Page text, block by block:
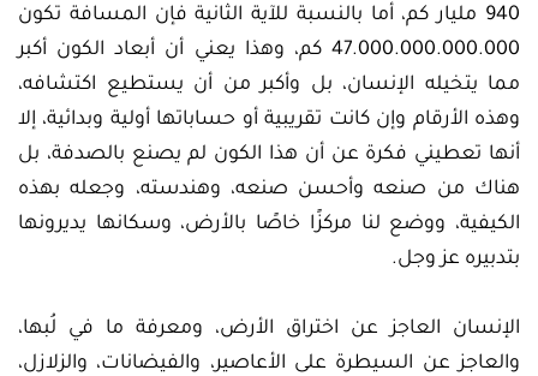
940 مليار كم، أما بالنسبة للآية الثانية فإن المسافة تكون
47.000.000.000.000 كم، وهذا يعني أن أبعاد الكون أكبر
مما يتخيله الإنسان، بل وأكبر من أن يستطيع اكتشافه،
وهذه الأرقام وإن كانت تقريبية أو حساباتها أولية وبدائية، إلا
أنها تعطيني فكرة عن أن هذا الكون لم يصنع بالصدفة، بل
هناك من صنعه وأحسن صنعه، وهندسته، وجعله بهذه
الكيفية، ووضع لنا مركزًا خاصًا بالأرض، وسكانها يديرونها
بتدبيره عز وجل.
الإنسان العاجز عن اختراق الأرض، ومعرفة ما في لُبها،
والعاجز عن السيطرة على الأعاصير، والفيضانات، والزلازل،